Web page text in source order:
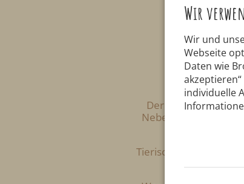
Der
Der Herbst in
Neben den
während des
Tierische
Wir
Wir und
Webseite
Daten wie
individuelle